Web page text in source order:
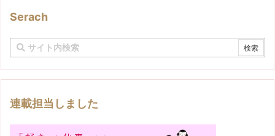
Serach
連載担当しました